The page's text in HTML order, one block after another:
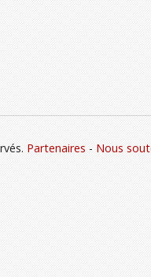
Partenaires - Nous